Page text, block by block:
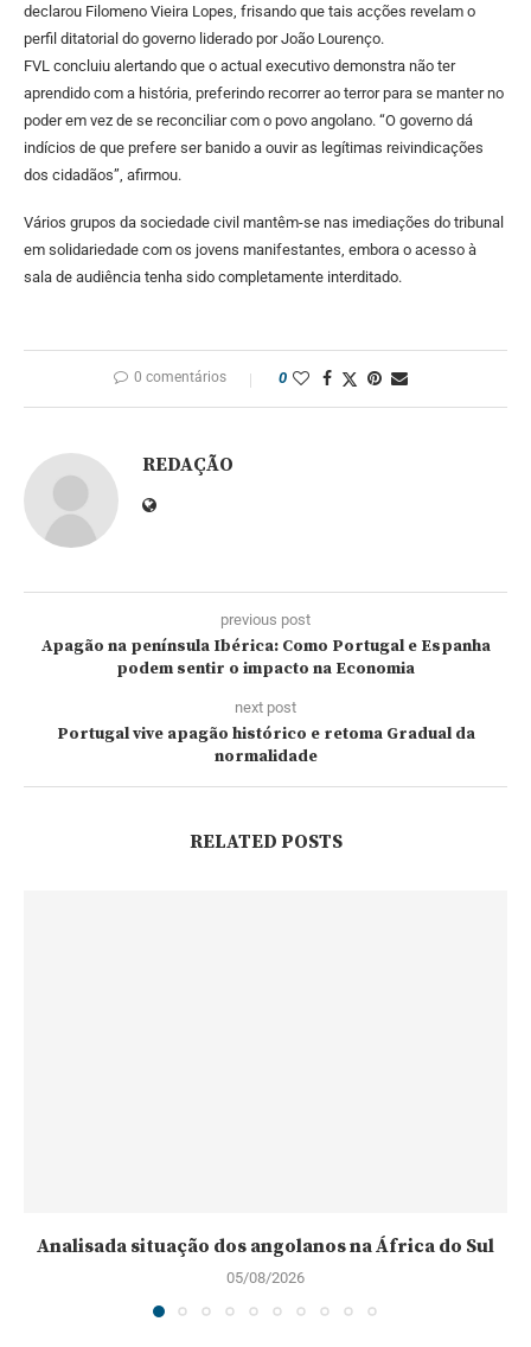
declarou Filomeno Vieira Lopes, frisando que tais acções revelam o
perfil ditatorial do governo liderado por João Lourenço.
FVL concluiu alertando que o actual executivo demonstra não ter
aprendido com a história, preferindo recorrer ao terror para se manter no
poder em vez de se reconciliar com o povo angolano. “O governo dá
indícios de que prefere ser banido a ouvir as legítimas reivindicações
dos cidadãos”, afirmou.
Vários grupos da sociedade civil mantêm-se nas imediações do tribunal
em solidariedade com os jovens manifestantes, embora o acesso à
sala de audiência tenha sido completamente interditado.
0 comentários 0
REDAÇÃO
previous post
Apagão na península Ibérica: Como Portugal e Espanha
podem sentir o impacto na Economia
next post
Portugal vive apagão histórico e retoma Gradual da
normalidade
RELATED POSTS
Analisada situação dos angolanos na África do Sul
05/08/2026